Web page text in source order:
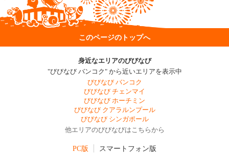
このページのトップへ
身近なエリアのびびなび
"びびなび バンコク" から近いエリアを表示中
びびなび バンコク
びびなび チェンマイ
びびなび ホーチミン
びびなび クアラルンプール
びびなび シンガポール
他エリアのびびなびはこちらから
PC版 スマートフォン版